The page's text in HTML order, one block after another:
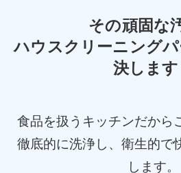
その頑固な
ハウスクリーニング
決します
食品を扱うキッチンだから
徹底的に洗浄し、衛生的で
します。